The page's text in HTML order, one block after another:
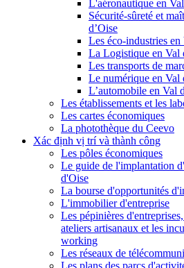
L'aéronautique en
Sécurité-sûreté et
d’Oise
Les éco-industries en
La Logistique en Val
Les transports de
Le numérique en Val
L’automobile en Val
Les établissements et les
Les cartes économiques
La photothèque du Ceevo
Xác định vị trí và thành công
Les pôles économiques
Le guide de l'implantation
d'Oise
La bourse d'opportunités
L'immobilier d'entreprise
Les pépinières
ateliers artisanaux et les
working
Les réseaux de
Les plans des parcs